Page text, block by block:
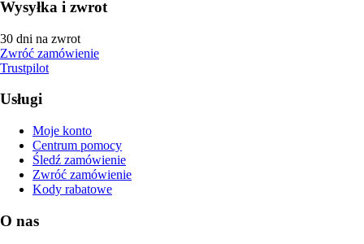
Wysyłka i zwrot
30 dni na zwrot
Zwróć zamówienie
Trustpilot
Usługi
Moje konto
Centrum pomocy
Śledź zamówienie
Zwróć zamówienie
Kody rabatowe
O nas